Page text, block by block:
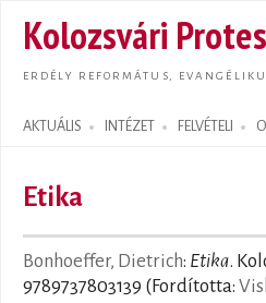
Kolozsvári
ERDÉLY REFORMÁTUS,
AKTUÁLIS INTÉZET FELVÉTELI
Search form
Etika
Bonhoeffer, Dietrich: Etika.
9789737803139 (Fordította: